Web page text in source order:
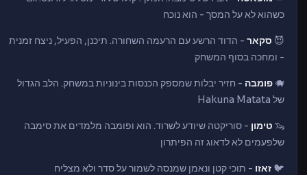
כשהוא לא על המסך - הוא נוכח
😈 סקאר - הדוד הרשע עם הרעמה השחורה. תיכנן, הפעיל, ניצח זמנית
- ומחכה בסוף המשחק
🐗 פומבה - חזיר יבלות שמספק הכנסות בינוניות במשחק. הלב הגדול
של Hakuna Matata
🦦 טימון - סוריקטה שיודע לשרוד. הוא ופומבה מלמדים את סימבה
שלפעמים לא לדאוג זה הפיתרון
🐦 זאזו - תוכי קטן ונאמן שמנסה לשמור על סדר ולא מצליח